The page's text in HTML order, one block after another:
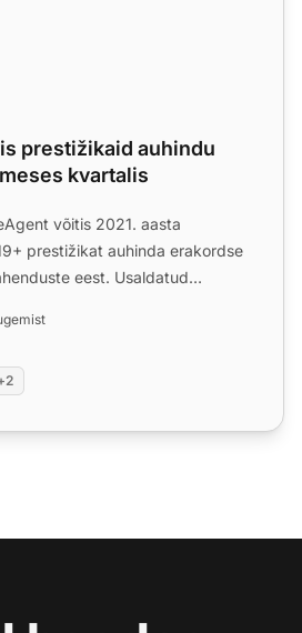
prestižikaid auhindu
kvartalis
võitis 2021. aasta
prestižikat auhinda erakordse
eest. Usaldatud